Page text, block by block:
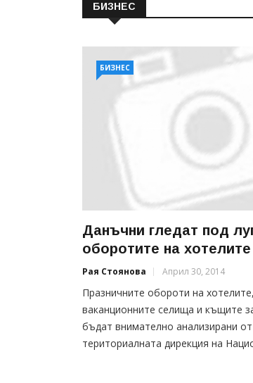
БИЗНЕС
БИЗНЕС
Данъчни гледат под
оборотите на хотелите
Рая Стоянова Април 30, 2014
Празничните обороти на хотелите,
ваканционните селища и къщите
бъдат внимателно анализирани от
териториалната дирекция на